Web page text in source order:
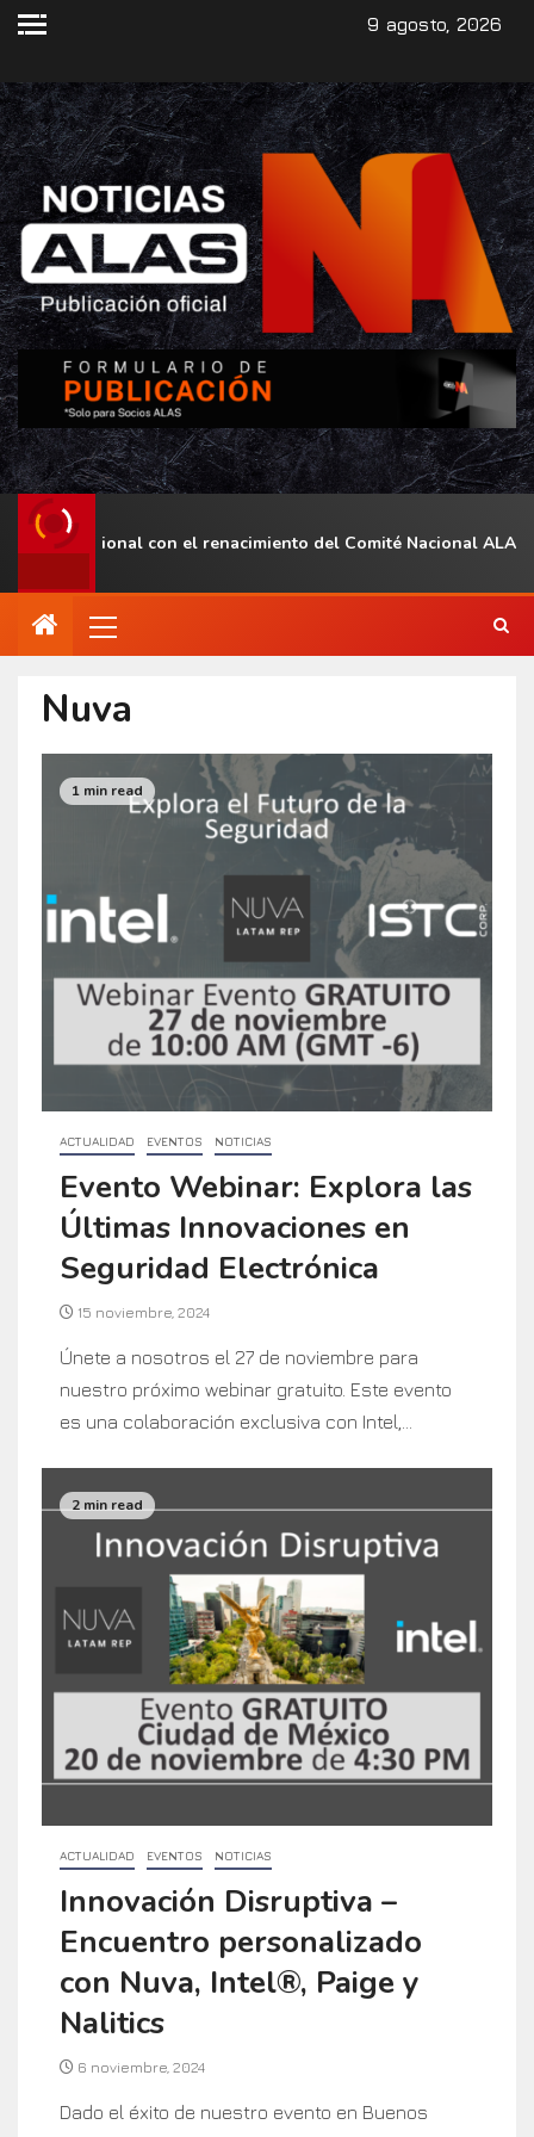
9 agosto, 2026
regional con el renacimiento del Comité Nacional ALAS
Nuva
1 min read
ACTUALIDAD EVENTOS NOTICIAS
Evento Webinar: Explora las
Últimas Innovaciones en
Seguridad Electrónica
15 noviembre, 2024
Únete a nosotros el 27 de noviembre para
nuestro próximo webinar gratuito. Este evento
es una colaboración exclusiva con Intel,...
2 min read
ACTUALIDAD EVENTOS NOTICIAS
Innovación Disruptiva –
Encuentro personalizado
con Nuva, Intel®, Paige y
Nalitics
6 noviembre, 2024
Dado el éxito de nuestro evento en Buenos